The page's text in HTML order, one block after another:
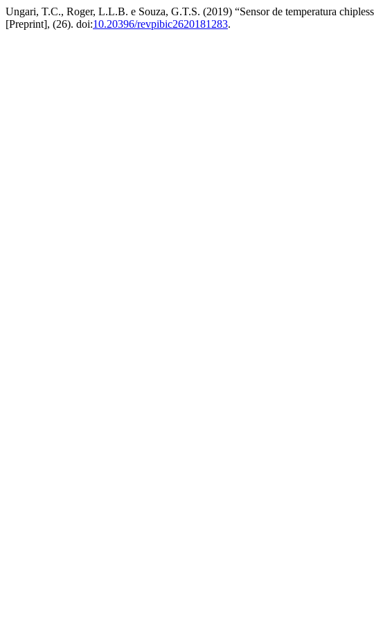
Ungari, T.C., Roger, L.L.B. e Souza, G.T.S. (2019) “Sensor de temperatura
[Preprint], (26). doi:10.20396/revpibic2620181283.